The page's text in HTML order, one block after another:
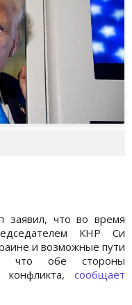
что во время
КНР Си
и возможные пути
что обе стороны
конфликта, сообщает